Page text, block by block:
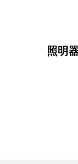
照明